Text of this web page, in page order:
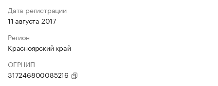
Дата регистрации
11 августа 2017
Регион
Красноярский край
ОГРНИП
317246800085216